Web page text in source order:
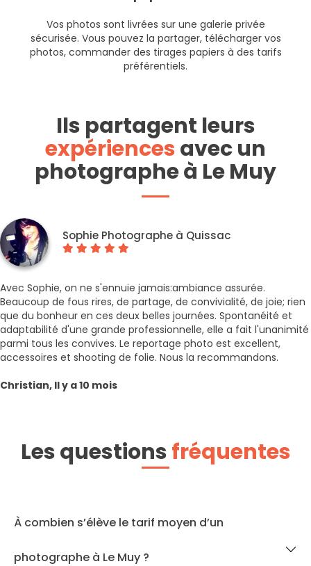
Vos photos sont livrées sur une galerie privée
sécurisée. Vous pouvez la partager, télécharger vos
photos, commander des tirages papiers à des tarifs
préférentiels.
Ils partagent leurs
expériencesavec un
photographe à Le Muy
Sophie Photographe à Quissac
Avec Sophie, on ne s'ennuie jamais:ambiance assurée.
Beaucoup de fous rires, de partage, de convivialité, de joie; rien
que du bonheur en ces deux belles journées. Spontanéité et
adaptabilité d'une grande professionnelle, elle a fait l'unanimité
parmi tous les convives. Le reportage photo est excellent,
accessoires et shooting de folie. Nous la recommandons.
Christian, Il y a 10 mois
Les questionsfréquentes
À combien s’élève le tarif moyen d’un
photographe à Le Muy ?